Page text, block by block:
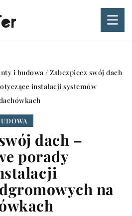
i budowa / Zabezpiecz swój dach
instalacji systemów
dach –
porady
na